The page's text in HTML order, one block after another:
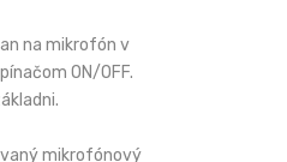
na mikrofón v
ON/OFF.
mikrofónový